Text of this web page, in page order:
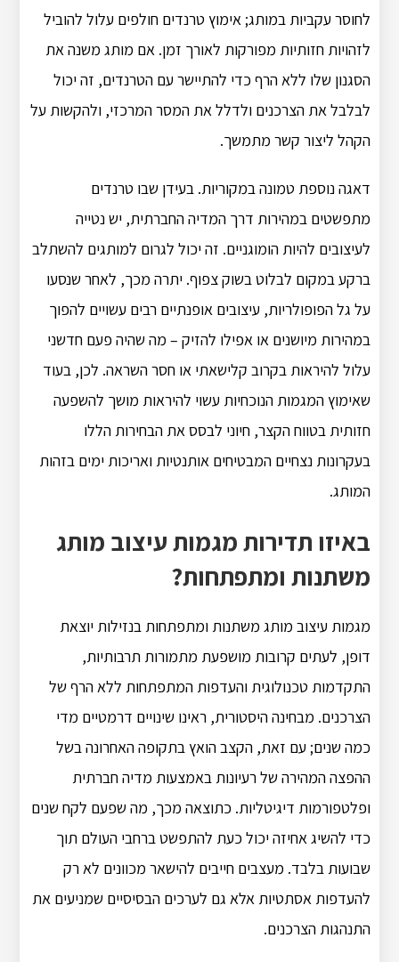
לחוסר עקביות במותג; אימוץ טרנדים חולפים עלול להוביל
לזהויות חזותיות מפורקות לאורך זמן. אם מותג משנה את
הסגנון שלו ללא הרף כדי להתיישר עם הטרנדים, זה יכול
לבלבל את הצרכנים ולדלל את המסר המרכזי, ולהקשות על
הקהל ליצור קשר מתמשך.
דאגה נוספת טמונה במקוריות. בעידן שבו טרנדים
מתפשטים במהירות דרך המדיה החברתית, יש נטייה
לעיצובים להיות הומוגניים. זה יכול לגרום למותגים להשתלב
ברקע במקום לבלוט בשוק צפוף. יתרה מכך, לאחר שנסעו
על גל הפופולריות, עיצובים אופנתיים רבים עשויים להפוך
במהירות מיושנים או אפילו להזיק – מה שהיה פעם חדשני
עלול להיראות בקרוב קלישאתי או חסר השראה. לכן, בעוד
שאימוץ המגמות הנוכחיות עשוי להיראות מושך להשפעה
חזותית בטווח הקצר, חיוני לבסס את הבחירות הללו
בעקרונות נצחיים המבטיחים אותנטיות ואריכות ימים בזהות
המותג.
באיזו תדירות מגמות עיצוב מותג
משתנות ומתפתחות?
מגמות עיצוב מותג משתנות ומתפתחות בנזילות יוצאת
דופן, לעתים קרובות מושפעת מתמורות תרבותיות,
התקדמות טכנולוגית והעדפות המתפתחות ללא הרף של
הצרכנים. מבחינה היסטורית, ראינו שינויים דרמטיים מדי
כמה שנים; עם זאת, הקצב הואץ בתקופה האחרונה בשל
ההפצה המהירה של רעיונות באמצעות מדיה חברתית
ופלטפורמות דיגיטליות. כתוצאה מכך, מה שפעם לקח שנים
כדי להשיג אחיזה יכול כעת להתפשט ברחבי העולם תוך
שבועות בלבד. מעצבים חייבים להישאר מכוונים לא רק
להעדפות אסתטיות אלא גם לערכים הבסיסיים שמניעים את
התנהגות הצרכנים.